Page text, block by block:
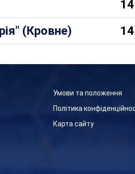
14
(Кровне)
14
Умови та положення
Політика
Карта сайту